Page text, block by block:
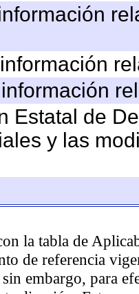
Estatal de
y las
la tabla de
de referencia
embargo, para